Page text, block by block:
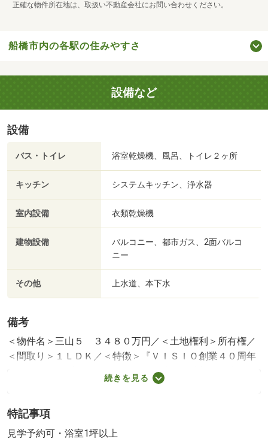
正確な物件所在地は、取扱い不動産会社にお問い合わせください。
船橋市内の各駅の住みやすさ
設備など
設備
バス・トイレ 浴室乾燥機、風呂、トイレ２ヶ所
キッチン システムキッチン、浄水器
室内設備 衣類乾燥機
建物設備
バルコニー、都市ガス、2面バルコ
ニー
その他 上水道、本下水
備考
＜物件名＞三山５ ３４８０万円／＜土地権利＞所有権／
＜間取り＞１ＬＤＫ／＜特徴＞『ＶＩＳＩＯ創業４０周年
ＣＰ 詳細はプレゼント情報へ』角地全１棟新邸誕生！、
システムキッチン・浴室乾燥機・トイレ２ヶ所・浴室１坪
建築確認：有/NO.第ＫＳ１２６－３１２０－５１７７３号
販売戸数：1戸
続きを見る
特記事項
見学予約可・浴室1坪以上